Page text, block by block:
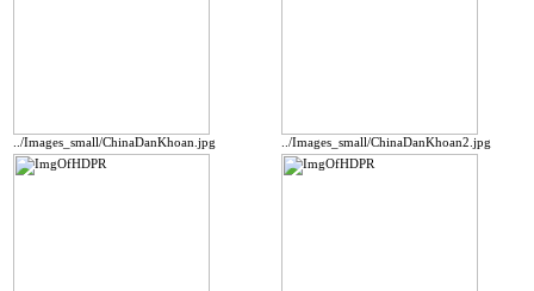
../Images_small/ChinaDanKhoan.jpg ../Images_small/ChinaDanKhoan2.jpg